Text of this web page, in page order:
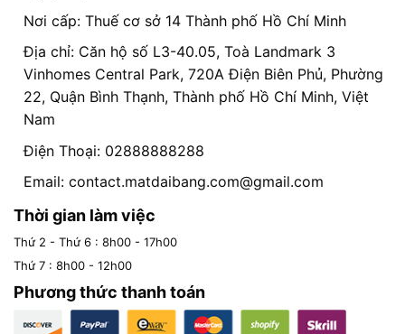
Nơi cấp: Thuế cơ sở 14 Thành phố Hồ Chí Minh
Địa chỉ: Căn hộ số L3-40.05, Toà Landmark 3
Vinhomes Central Park, 720A Điện Biên Phủ, Phường
22, Quận Bình Thạnh, Thành phố Hồ Chí Minh, Việt
Nam
Điện Thoại: 02888888288
Email: contact.matdaibang.com@gmail.com
Thời gian làm việc
Thứ 2 - Thứ 6 : 8h00 - 17h00
Thứ 7 : 8h00 - 12h00
Phương thức thanh toán